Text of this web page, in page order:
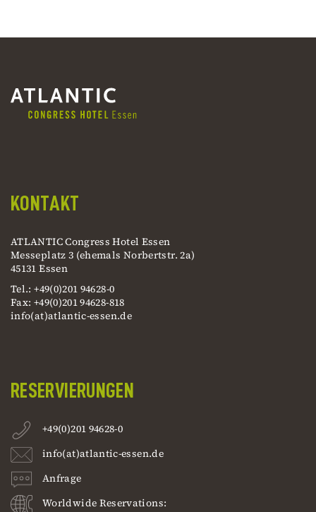
KONTAKT
ATLANTIC Congress Hotel Essen
Messeplatz 3 (ehemals Norbertstr. 2a)
45131 Essen
Tel.: +49(0)201 94628-0
Fax: +49(0)201 94628-818
info(at)atlantic-essen.de
RESERVIERUNGEN
+49(0)201 94628-0
info(at)atlantic-essen.de
Anfrage
Worldwide Reservations: